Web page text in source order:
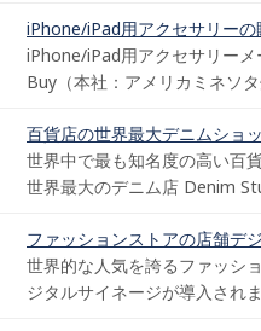
iPhone/iPad用アクセサリー
iPhone/iPad用アクセサリー
Buy（本社：アメリカミネソ
百貨店の世界最大デニムショ
世界中で最も知名度の高い百
世界最大のデニム店 Denim
ファッションストアの店舗デ
世界的な人気を誇るファッシ
ジタルサイネージが導入され